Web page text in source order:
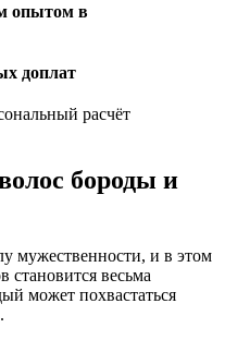
опытом в
доплат
расчёт
бороды и
мужественности, и в этом
становится весьма
может похвастаться